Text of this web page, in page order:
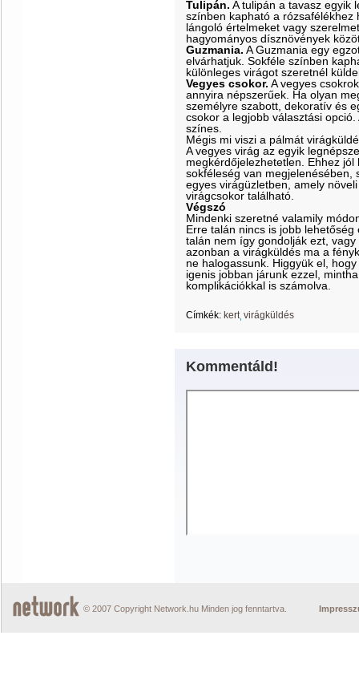
Tulipán. A tulipán a tavasz egyik
színben kapható a rózsafélékhez
lángoló értelmeket vagy
hagyományos dísznövények
Guzmania. A Guzmania egy
elvárhatjuk. Sokféle színben
különleges virágot szeretnél
Vegyes csokor. A vegyes
annyira népszerűek. Ha olyan
személyre szabott, dekoratív és
csokor a legjobb választási
színes.
Mégis mi viszi a pálmát
A vegyes virág az egyik
megkérdőjelezhetetlen. Ehhez
sokféleség van
egyes virágüzletben, amely
virágcsokor található.
Végszó
Mindenki szeretné valamily
Erre talán nincs is jobb
talán nem így gondolják ezt,
azonban a virágküldés ma a
ne halogassunk. Higgyük el,
igenis jobban járunk ezzel,
komplikációkkal is számolva.
Címkék: kert virágküldés
Kommentáld!
© 2007 Copyright Network.hu Minden jog fenntartva.